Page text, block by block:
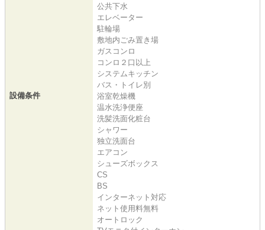
設備条件
公共下水
エレベーター
駐輪場
敷地内ごみ置き場
ガスコンロ
コンロ２口以上
システムキッチン
バス・トイレ別
浴室乾燥機
温水洗浄便座
洗髪洗面化粧台
シャワー
独立洗面台
エアコン
シューズボックス
CS
BS
インターネット対応
ネット使用料無料
オートロック